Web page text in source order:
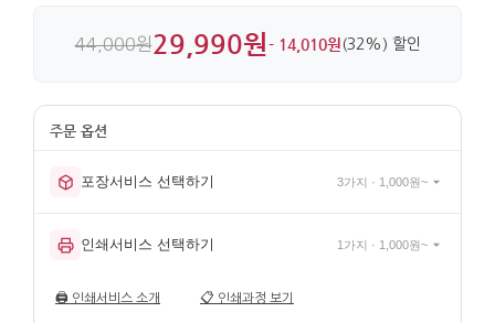
44,000원29,990원- 14,010원 (32%) 할인
포장서비스 선택하기 3가지 · 1,000원~
인쇄서비스 선택하기 1가지 · 1,000원~
🖨️ 인쇄서비스 소개 📋 인쇄과정 보기